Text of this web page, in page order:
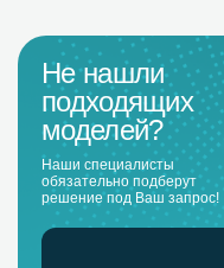
Не нашли
подходящих
моделей?
Наши специалисты
обязательно подберут
решение под Ваш запрос!